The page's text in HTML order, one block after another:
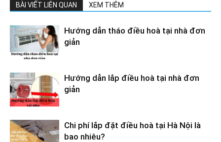
BÀI VIẾT LIÊN QUAN XEM THÊM
Hướng dẫn tháo điều hoà tại nhà đơn
giản
Hướng dẫn lắp điều hoà tại nhà đơn
giản
Chi phí lắp đặt điều hoà tại Hà Nội là
bao nhiêu?